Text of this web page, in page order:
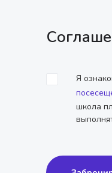
Я
школа